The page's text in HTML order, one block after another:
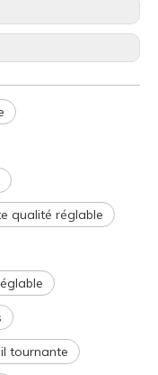
qualité réglable
tournante